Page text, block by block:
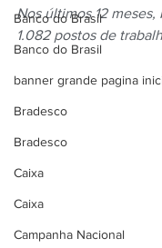
Banco do Brasil
Banco do Brasil
banner grande pagina
Bradesco
Bradesco
Caixa
Caixa
Campanha Nacional
Nos últimos 12
1.082 postos de